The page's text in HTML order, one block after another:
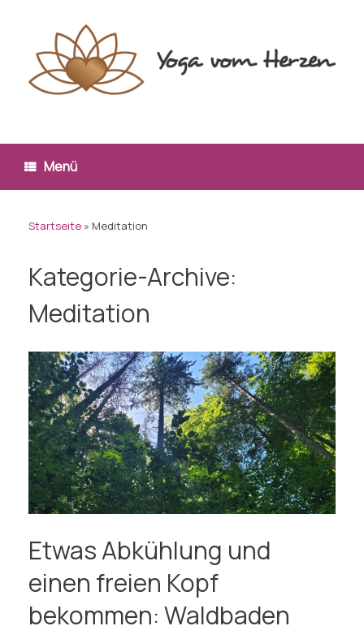
Menü
Startseite » Meditation
Kategorie-Archive:
Meditation
Etwas Abkühlung und
einen freien Kopf
bekommen: Waldbaden